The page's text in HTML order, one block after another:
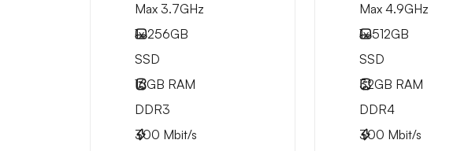
Max 3.7GHz
1x256GB
SSD
16GB RAM
DDR3
300 Mbit/s
Max 4.9GHz
1x512GB
SSD
32GB RAM
DDR4
300 Mbit/s